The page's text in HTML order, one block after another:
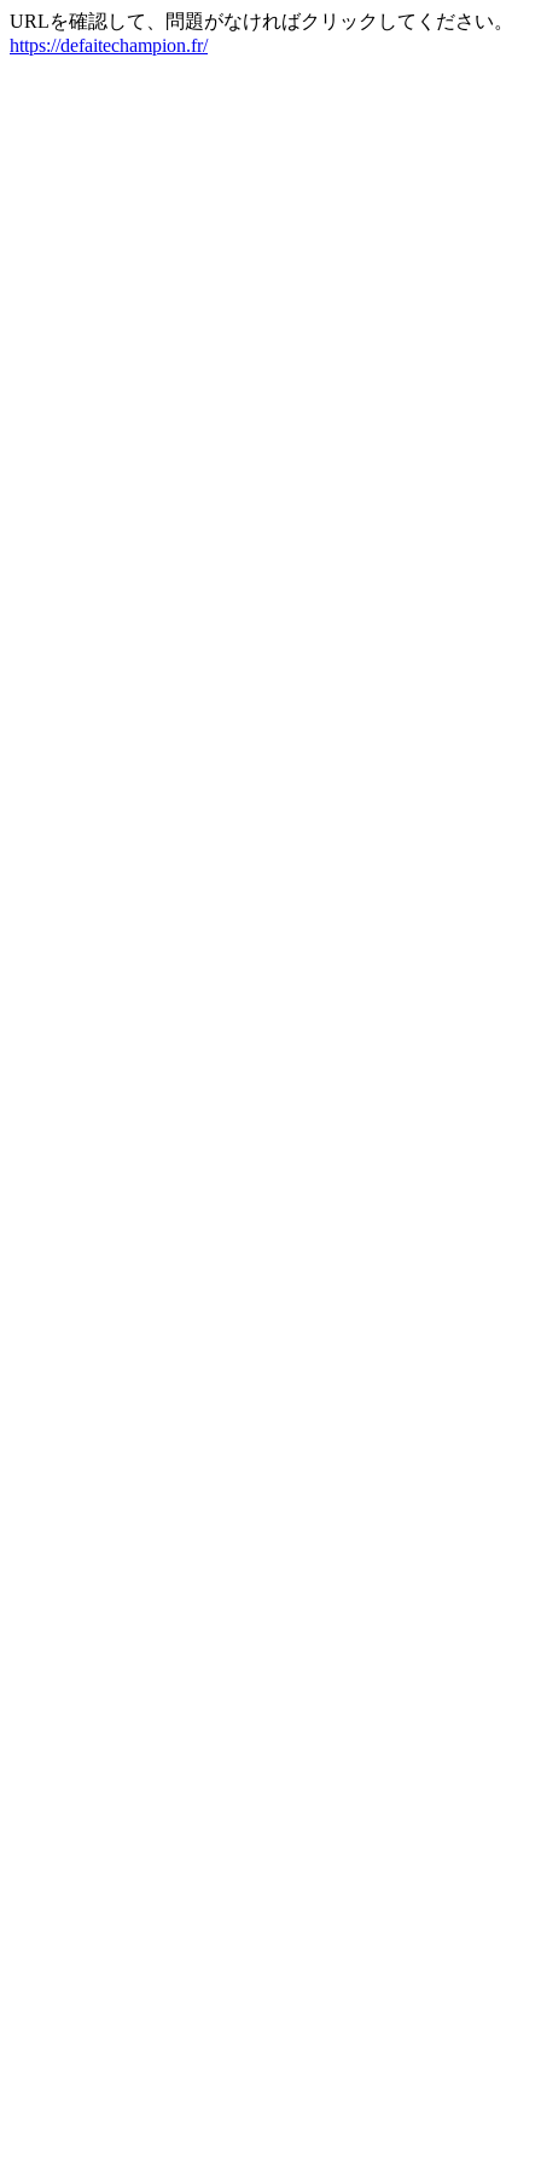
URLを確認して、問題がなければクリックしてください。
https://defaitechampion.fr/